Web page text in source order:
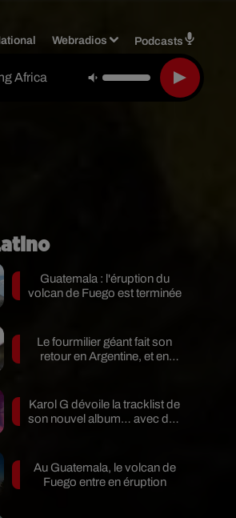
Webradios Podcasts
Africa
Guatemala : l'éruption du
volcan de Fuego est terminée
Le fourmilier géant fait son
retour en Argentine, et en
Karol G dévoile la tracklist de
son nouvel album… avec des
Au Guatemala, le volcan de
Fuego entre en éruption